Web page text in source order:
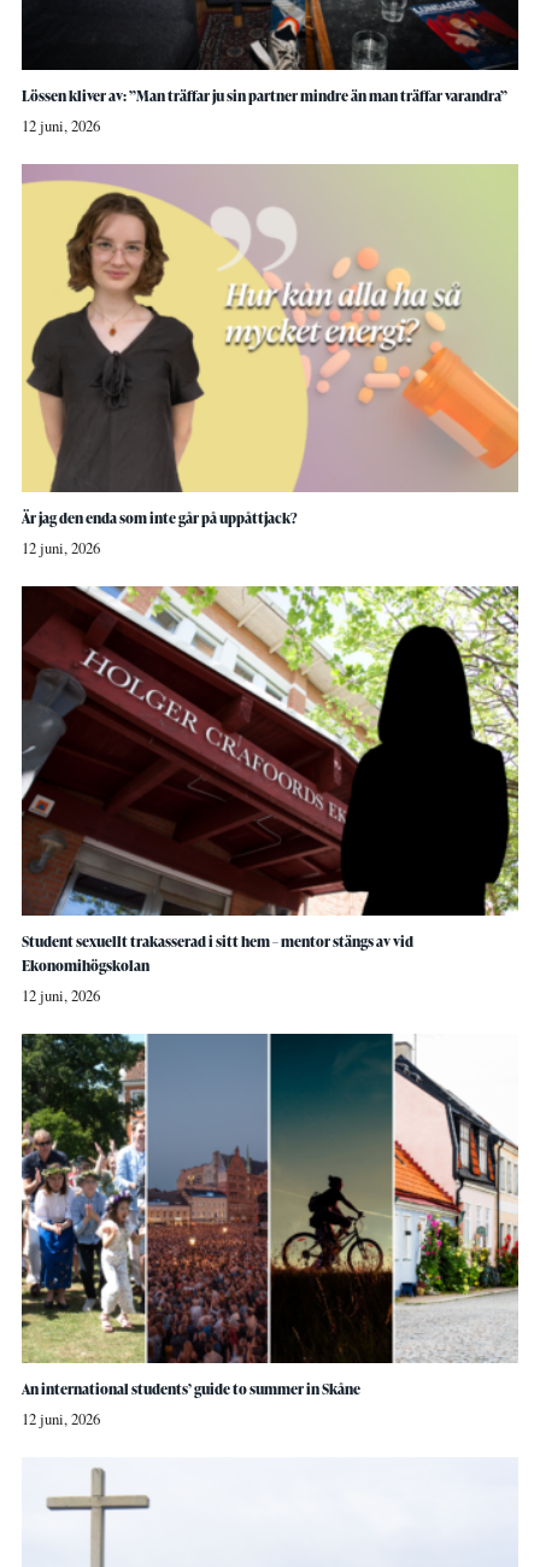
Lössen kliver av: ”Man träffar ju sin partner mindre än man träffar varandra”
12 juni, 2026
Är jag den enda som inte går på uppåttjack?
12 juni, 2026
Student sexuellt trakasserad i sitt hem – mentor stängs av vid
Ekonomihögskolan
12 juni, 2026
An international students’ guide to summer in Skåne
12 juni, 2026